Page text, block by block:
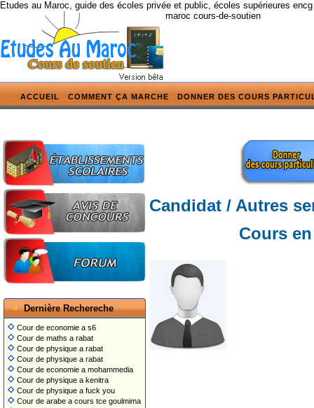
Etudes au Maroc, guide des écoles privée et public, écoles supérieures
maroc cours-de-soutien
ACCUEIL COMMENT ÇA MARCHE DONNER DES COURS
Dernière Rechereche
Cour de economie a s6
Cour de maths a rabat
Cour de physique a rabat
Cour de physique a rabat
Cour de economie a mohammedia
Cour de physique a kenitra
Cour de physique a fuck you
Cour de arabe a cours tce goulmima
Candidat / Autres
Cours